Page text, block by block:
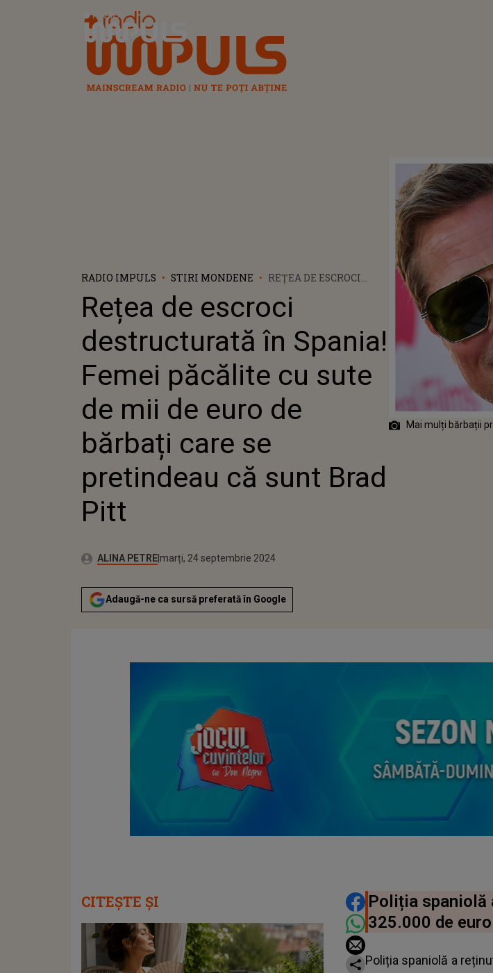
Radio Impuls
RADIO IMPULS STIRI MONDENE
REȚEA DE ESCROCI
SPANIA! FEMEI
PĂCĂLITE CU SUTE DE
MII DE EURO DE
BĂRBAȚI CARE SE
PRETINDEAU CĂ SUNT
BRAD PITT
Rețea de escroci
destructurată în Spania!
Femei păcălite cu sute
de mii de euro de
bărbați care se
pretindeau că sunt Brad
Pitt
Autor:ALINA PETREPublicat:
marți, 24 septembrie 2024
Actualizat:
marți, 24 septembrie 2024
Adaugă-ne ca sursă preferată în Google
Mai mulți bărbații
DISTRIBUIE
Poliția spaniolă
325.000 de
Poliția spaniolă a
CITEȘTE ȘI